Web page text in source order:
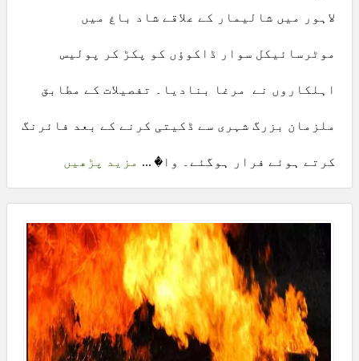
لاہور میں شالیمار کے علاقے شاد باغ میں
موٹرسائیکل سوار ڈاکوؤں کو پکڑ کر پولیس
اہلکاروں نے مرغا بنادیا۔ تفصیلات کے مطابق
ملزمان بزرگ شہری سے ڈکیتی کرنے کے بعد فائرنگ
کرتے ہوئے فرار ہوگئے۔ وا� ... مزید پڑھیں